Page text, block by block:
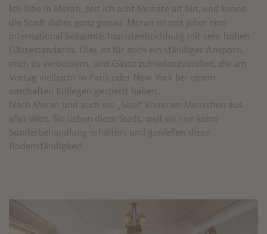
Ich lebe in Meran, seit ich acht Monate alt bin, und kenne
die Stadt daher ganz genau. Meran ist seit jeher eine
international bekannte Touristenhochburg mit sehr hohen
Gästestandards. Dies ist für mich ein ständiger Ansporn,
mich zu verbessern, und Gäste zufriedenzustellen, die am
Vortag vielleicht in Paris oder New York bei einem
namhaften Kollegen gespeist haben.
Nach Meran und auch ins „Sissi“ kommen Menschen aus
aller Welt. Sie lieben diese Stadt, weil sie hier keine
Sonderbehandlung erhalten, und genießen diese
Bodenständigkeit.